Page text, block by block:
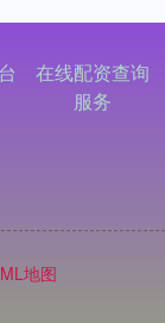
在线配资查询
服务
地图